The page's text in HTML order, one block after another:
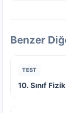
Benzer
TEST
10. Sınıf